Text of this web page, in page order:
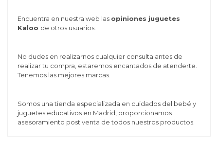
Encuentra en nuestra web las opiniones juguetes
Kaloo de otros usuarios.
No dudes en realizarnos cualquier consulta antes de
realizar tu compra, estaremos encantados de atenderte.
Tenemos las mejores marcas.
Somos una tienda especializada en cuidados del bebé y
juguetes educativos en Madrid, proporcionamos
asesoramiento post venta de todos nuestros productos.